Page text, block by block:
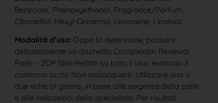
Benzoate, Phenoxyethanol, Fragrance/Parfum,
Citronellol, Hexyl Cinnamal, Limonene, Linalool.
Modalità d’uso: Dopo la detersione, passare
delicatamente un dischetto Complexion Renewal
Pads – ZO® Skin Health su tutto il viso, evitando il
contorno occhi. Non risciacquare. Utilizzare una o
due volte al giorno, in base alle esigenze della pelle
e alle indicazioni dello specialista. Per risultati